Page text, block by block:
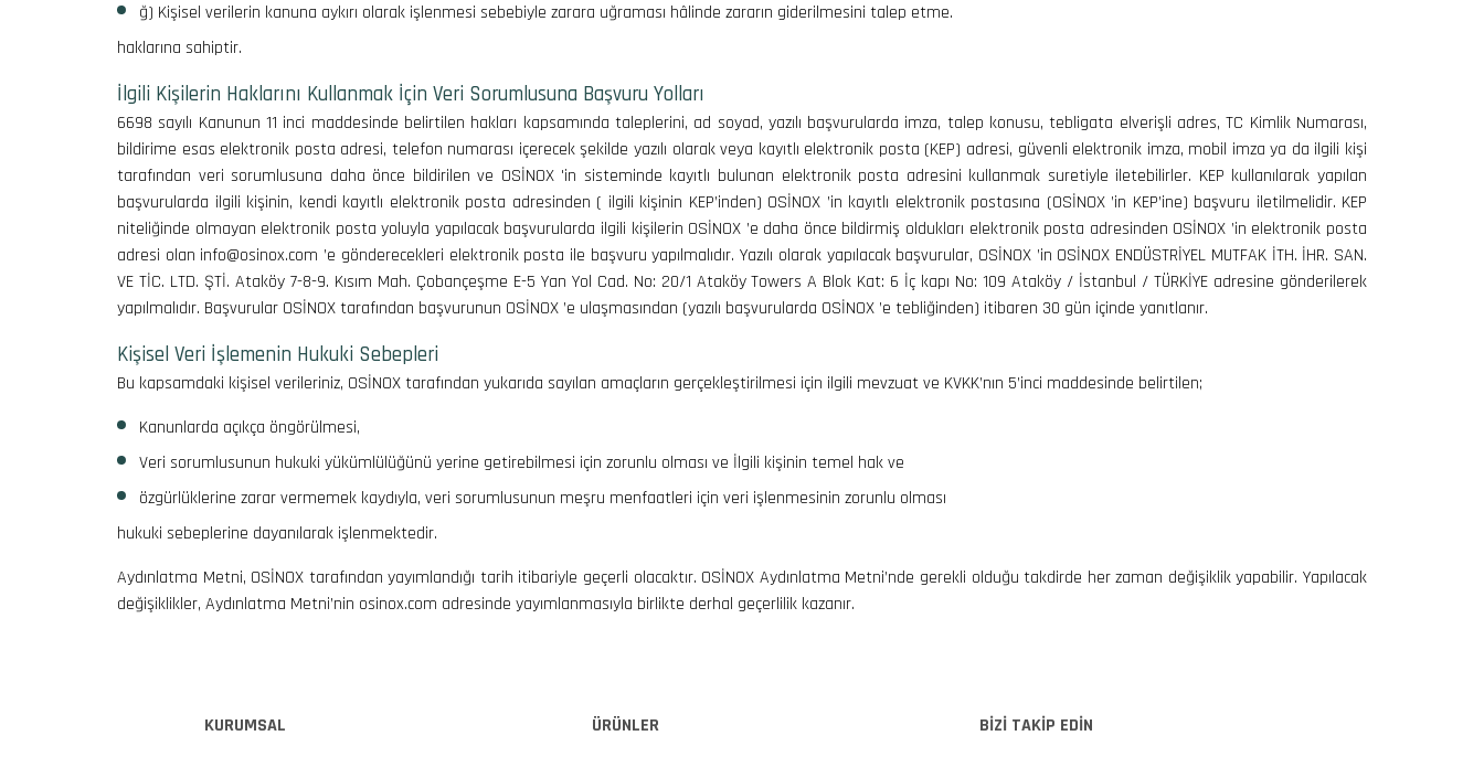
ğ) Kişisel verilerin kanuna aykırı olarak işlenmesi sebebiyle zarara uğraması hâlinde zararın giderilmesini talep etme.
haklarına sahiptir.
İlgili Kişilerin Haklarını Kullanmak İçin Veri Sorumlusuna Başvuru Yolları
6698 sayılı Kanunun 11 inci maddesinde belirtilen hakları kapsamında taleplerini, ad soyad, yazılı başvurularda imza, talep konusu, tebligata elverişli adres, TC Kimlik Numarası,
bildirime esas elektronik posta adresi, telefon numarası içerecek şekilde yazılı olarak veya kayıtlı elektronik posta (KEP) adresi, güvenli elektronik imza, mobil imza ya da ilgili kişi
tarafından veri sorumlusuna daha önce bildirilen ve OSİNOX 'in sisteminde kayıtlı bulunan elektronik posta adresini kullanmak suretiyle iletebilirler. KEP kullanılarak yapılan
başvurularda ilgili kişinin, kendi kayıtlı elektronik posta adresinden ( ilgili kişinin KEP’inden) OSİNOX ’in kayıtlı elektronik postasına (OSİNOX ’in KEP’ine) başvuru iletilmelidir. KEP
niteliğinde olmayan elektronik posta yoluyla yapılacak başvurularda ilgili kişilerin OSİNOX ’e daha önce bildirmiş oldukları elektronik posta adresinden OSİNOX ’in elektronik posta
adresi olan info@osinox.com ’e gönderecekleri elektronik posta ile başvuru yapılmalıdır. Yazılı olarak yapılacak başvurular, OSİNOX ’in OSİNOX ENDÜSTRİYEL MUTFAK İTH. İHR. SAN.
VE TİC. LTD. ŞTİ. Ataköy 7-8-9. Kısım Mah. Çobançeşme E-5 Yan Yol Cad. No: 20/1 Ataköy Towers A Blok Kat: 6 İç kapı No: 109 Ataköy / İstanbul / TÜRKİYE adresine gönderilerek
yapılmalıdır. Başvurular OSİNOX tarafından başvurunun OSİNOX ’e ulaşmasından (yazılı başvurularda OSİNOX ’e tebliğinden) itibaren 30 gün içinde yanıtlanır.
Kişisel Veri İşlemenin Hukuki Sebepleri
Bu kapsamdaki kişisel verileriniz, OSİNOX tarafından yukarıda sayılan amaçların gerçekleştirilmesi için ilgili mevzuat ve KVKK’nın 5’inci maddesinde belirtilen;
Kanunlarda açıkça öngörülmesi,
Veri sorumlusunun hukuki yükümlülüğünü yerine getirebilmesi için zorunlu olması ve İlgili kişinin temel hak ve
özgürlüklerine zarar vermemek kaydıyla, veri sorumlusunun meşru menfaatleri için veri işlenmesinin zorunlu olması
hukuki sebeplerine dayanılarak işlenmektedir.
Aydınlatma Metni, OSİNOX tarafından yayımlandığı tarih itibariyle geçerli olacaktır. OSİNOX Aydınlatma Metni’nde gerekli olduğu takdirde her zaman değişiklik yapabilir. Yapılacak
değişiklikler, Aydınlatma Metni’nin osinox.com adresinde yayımlanmasıyla birlikte derhal geçerlilik kazanır.
KURUMSAL
ÜRÜNLER
BİZİ TAKİP EDİN